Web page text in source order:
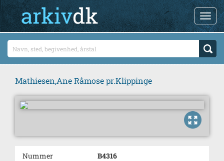
Mathiesen,Ane Råmose pr.Klippinge
Nummer
B4316